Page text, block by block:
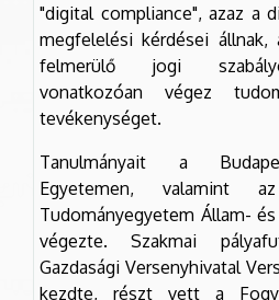
"digital compliance", azaz a
megfelelési kérdései
felmerülő jogi
vonatkozóan végez
tevékenységet.
Tanulmányait a
Egyetemen, valamint
Tudományegyetem Állam-
végezte. Szakmai
Gazdasági Versenyhivatal
kezdte, részt vett a